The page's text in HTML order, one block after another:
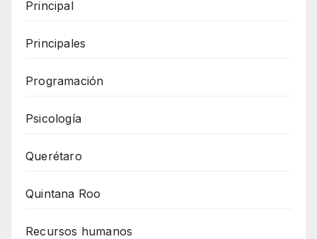
Principal
Principales
Programación
Psicología
Querétaro
Quintana Roo
Recursos humanos